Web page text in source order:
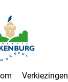
Verkiezingen